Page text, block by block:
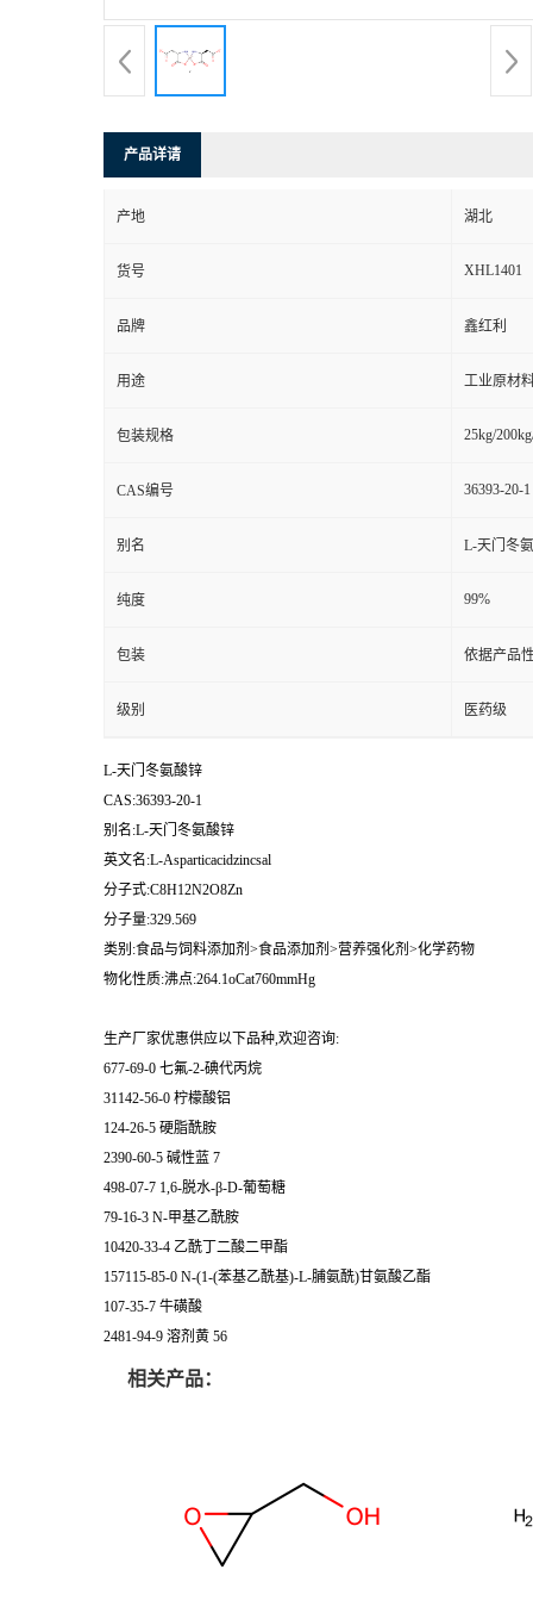
产品详请
产地 湖北
货号 XHL1401
品牌 鑫红利
用途 工业原材
包装规格 25kg/
CAS编号 36393-20-1
别名 L-天门冬
纯度 99%
包装 依据产品
级别 医药级
L-天门冬氨酸锌
CAS:36393-20-1
别名:L-天门冬氨酸锌
英文名:L-Asparticacidzincsal
分子式:C8H12N2O8Zn
分子量:329.569
类别:食品与饲料添加剂>食品添加剂>营养强化剂>化学药物
物化性质:沸点:264.1oCat760mmHg
生产厂家优惠供应以下品种,欢迎咨询:
677-69-0 七氟-2-碘代丙烷
31142-56-0 柠檬酸铝
124-26-5 硬脂酰胺
2390-60-5 碱性蓝 7
498-07-7 1,6-脱水-β-D-葡萄糖
79-16-3 N-甲基乙酰胺
10420-33-4 乙酰丁二酸二甲酯
157115-85-0 N-(1-(苯基乙酰基)-L-脯氨酰)甘氨酸乙酯
107-35-7 牛磺酸
2481-94-9 溶剂黄 56
相关产品：